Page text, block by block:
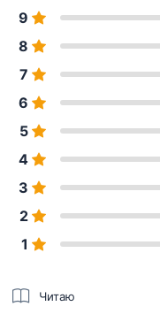
9
8
7
6
5
4
3
2
1
Читаю